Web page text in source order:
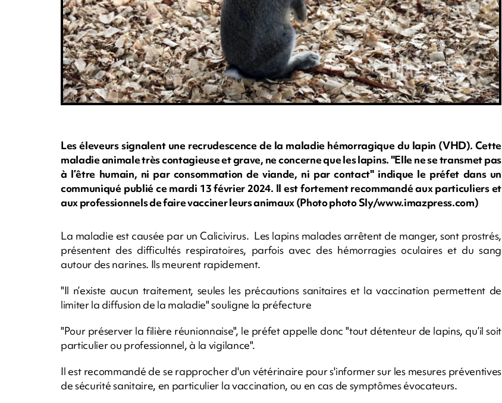
Les éleveurs signalent une recrudescence de la maladie hémorragique du lapin (VHD). Cette
maladie animale très contagieuse et grave, ne concerne que les lapins. "Elle ne se transmet pas
à l’être humain, ni par consommation de viande, ni par contact" indique le préfet dans un
communiqué publié ce mardi 13 février 2024. Il est fortement recommandé aux particuliers et
aux professionnels de faire vacciner leurs animaux (Photo photo Sly/www.imazpress.com)
La maladie est causée par un Calicivirus. Les lapins malades arrêtent de manger, sont prostrés,
présentent des difficultés respiratoires, parfois avec des hémorragies oculaires et du sang
autour des narines. Ils meurent rapidement.
"Il n’existe aucun traitement, seules les précautions sanitaires et la vaccination permettent de
limiter la diffusion de la maladie" souligne la préfecture
"Pour préserver la filière réunionnaise", le préfet appelle donc "tout détenteur de lapins, qu’il soit
particulier ou professionnel, à la vigilance".
Il est recommandé de se rapprocher d'un vétérinaire pour s'informer sur les mesures préventives
de sécurité sanitaire, en particulier la vaccination, ou en cas de symptômes évocateurs.